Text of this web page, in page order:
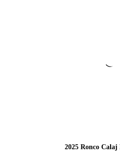
2025 Ronco